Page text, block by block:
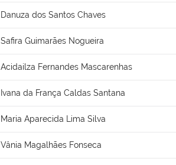
Danuza dos Santos Chaves
Safira Guimarães Nogueira
Acidailza Fernandes Mascarenhas
Ivana da França Caldas Santana
Maria Aparecida Lima Silva
Vânia Magalhães Fonseca